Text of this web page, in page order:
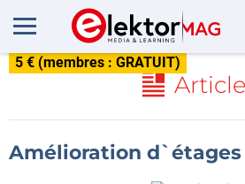
5 € (membres : GRATUIT)
Article
Amélioration d`étages